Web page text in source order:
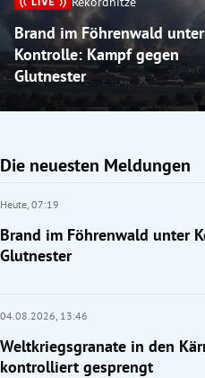
Brand im Föhrenwald unter
Kontrolle: Kampf gegen
Glutnester
Die neuesten Meldungen
Heute, 07:19
Brand im Föhrenwald unter
Glutnester
04.08.2026, 13:46
Weltkriegsgranate in den
kontrolliert gesprengt